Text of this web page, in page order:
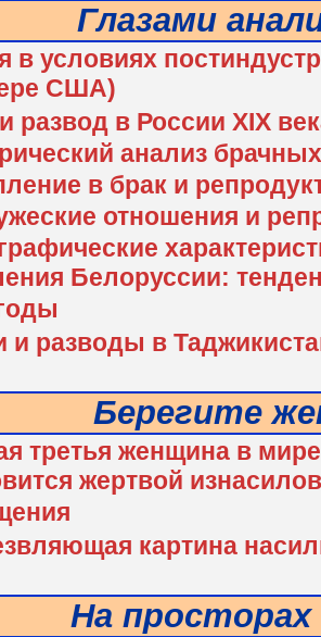
Глазами
в условиях
США)
развод в России XIX
анализ
в брак и
отношения и
Белоруссии:
и разводы в
Берегите
третья женщина в
жертвой
картина
На просторах